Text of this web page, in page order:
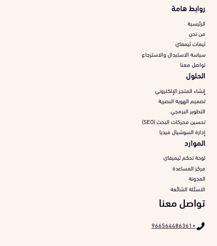
روابط هامة
الرئيسية
من نحن
ثيمات ثيمفاي
سياسة الاستبدال والاسترجاع
تواصل معنا
الحلول
إنشاء المتجر الإلكتروني
تصميم الهوية البصرية
التطوير البرمجي
تحسين محركات البحث (SEO)
إدارة السوشيال ميديا
الموارد
لوحة تحكم ثيميفاي
مركز المساعدة
المدونة
الاسئلة الشائعة
تواصل معنا
+966564486361